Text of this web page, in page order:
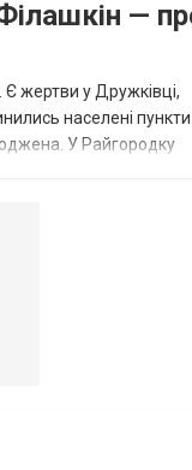
—
Є жертви у Дружківці,
населені пункти
У Райгородку